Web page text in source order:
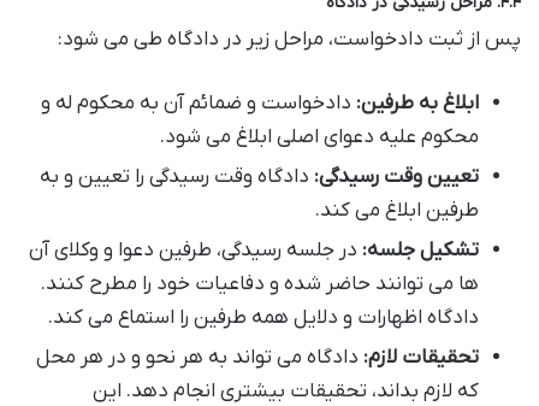
پس از ثبت دادخواست، مراحل زیر در دادگاه طی می شود:
ابلاغ به طرفین: دادخواست و ضمائم آن به محکوم له و
محکوم علیه دعوای اصلی ابلاغ می شود.
تعیین وقت رسیدگی: دادگاه وقت رسیدگی را تعیین و به
طرفین ابلاغ می کند.
تشکیل جلسه: در جلسه رسیدگی، طرفین دعوا و وکلای آن
ها می توانند حاضر شده و دفاعیات خود را مطرح کنند.
دادگاه اظهارات و دلایل همه طرفین را استماع می کند.
تحقیقات لازم: دادگاه می تواند به هر نحو و در هر محل
که لازم بداند، تحقیقات بیشتری انجام دهد. این